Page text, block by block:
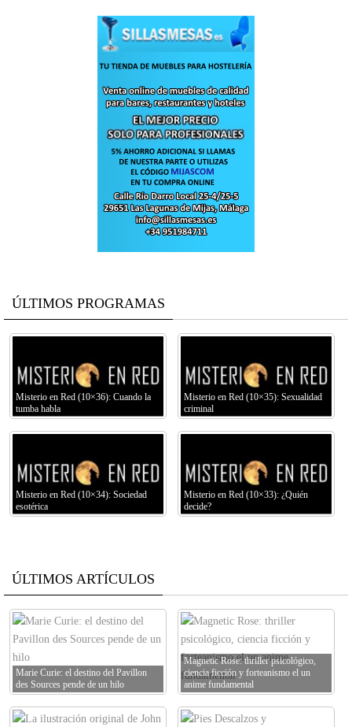
ÚLTIMOS PROGRAMAS
Misterio en Red (10×36): Cuando la
tumba habla
Misterio en Red (10×35): Sexualidad
criminal
Misterio en Red (10×34): Sociedad
esotérica
Misterio en Red (10×33): ¿Quién
decide?
ÚLTIMOS ARTÍCULOS
Marie Curie: el destino del Pavillon
des Sources pende de un hilo
Magnetic Rose: thriller psicológico,
ciencia ficción y forteanismo el un
anime fundamental